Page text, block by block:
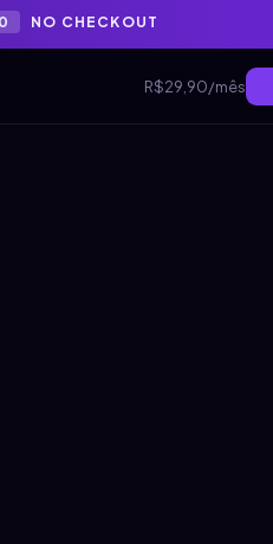
NO CHECKOUT
R$29,90/mês